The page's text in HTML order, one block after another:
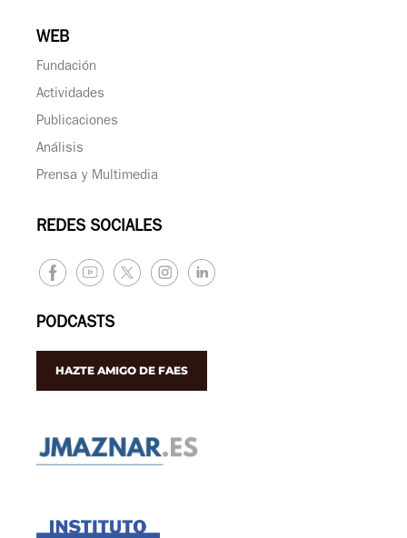
WEB
Fundación
Actividades
Publicaciones
Análisis
Prensa y Multimedia
REDES SOCIALES
PODCASTS
HAZTE AMIGO DE FAES